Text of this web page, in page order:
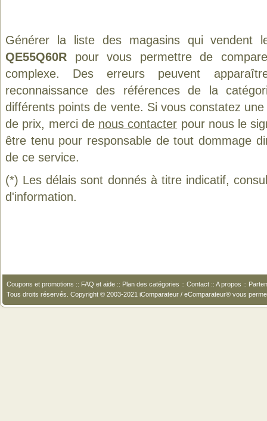
Générer la liste des magasins qui vendent
QE55Q60R pour vous permettre de
complexe. Des erreurs peuvent
reconnaissance des références de la
différents points de vente. Si vous constatez
de prix, merci de nous contacter pour nous le
être tenu pour responsable de tout dommage
de ce service.
(*) Les délais sont donnés à titre indicatif,
d'information.
Coupons et promotions :: FAQ et aide :: Plan des catégories :: Contact :: A propos ::
Tous droits réservés. Copyright © 2003-2021 iComparateur / eComparateur® vous